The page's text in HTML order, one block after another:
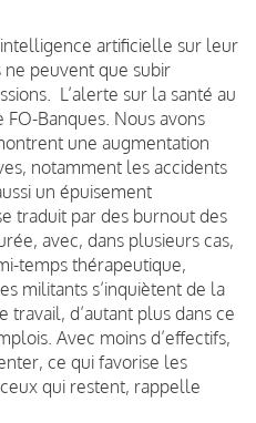
artificielle sur leur
ne peuvent que subir
L’alerte sur la santé au
Banques. Nous avons
une augmentation
notamment les accidents
un épuisement
traduit par des burnout des
avec, dans plusieurs cas,
temps thérapeutique,
militants s’inquiètent de la
travail, d’autant plus dans ce
Avec moins d’effectifs,
ce qui favorise les
qui restent, rappelle